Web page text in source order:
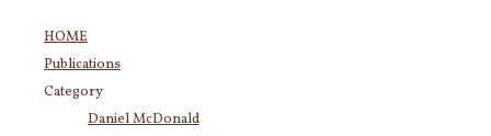
HOME
Publications
Category
Daniel McDonald